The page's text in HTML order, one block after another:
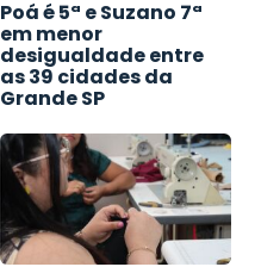
Poá é 5ª e Suzano 7ª
em menor
desigualdade entre
as 39 cidades da
Grande SP